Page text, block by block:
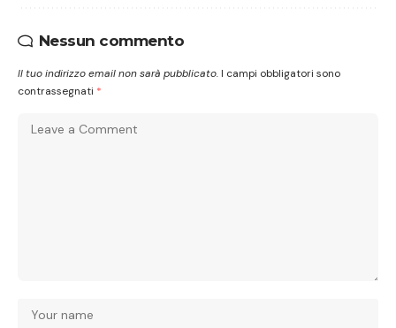
Nessun commento
Il tuo indirizzo email non sarà pubblicato. I campi obbligatori sono
contrassegnati *